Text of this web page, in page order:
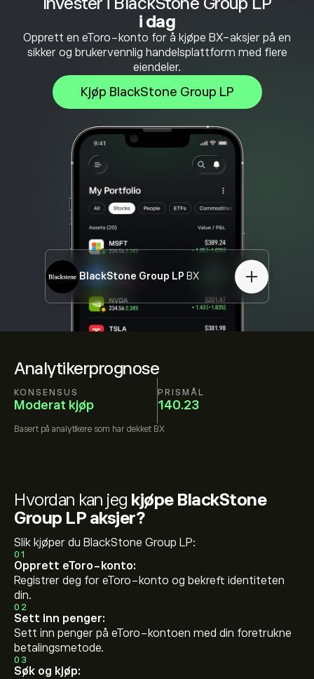
Analytikerprognose
KONSENSUS
Moderat kjøp
PRISMÅL
140.23
Basert på analytikere som har dekket BX
i dag
Opprett en eToro-konto for å kjøpe BX-aksjer på en
sikker og brukervennlig handelsplattform med flere
eiendeler.
Kjøp BlackStone Group LP
BlackStone Group LP BX
Hvordan kan jeg kjøpe BlackStone
Group LP aksjer?
Slik kjøper du BlackStone Group LP:
01
Opprett eToro-konto:
Registrer deg for eToro-konto og bekreft identiteten
din.
02
Sett inn penger:
Sett inn penger på eToro-kontoen med din foretrukne
betalingsmetode.
03
Søk og kjøp: